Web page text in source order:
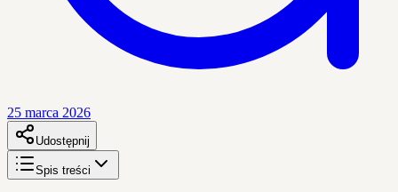
25 marca 2026
Udostępnij
Spis treści